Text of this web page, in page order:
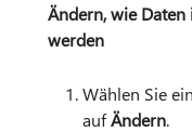
Ändern, wie
werden
Wählen Sie
aufÄndern.